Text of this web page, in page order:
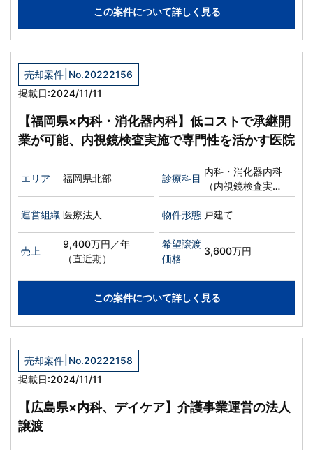
この案件について詳しく見る
売却案件 No.20222156
掲載日:2024/11/11
【福岡県×内科・消化器内科】低コストで承継開
業が可能、内視鏡検査実施で専門性を活かす医院
エリア 福岡県北部 診療科目
内科・消化器内科
（内視鏡検査実施
可能）
運営組織 医療法人 物件形態 戸建て
売上
9,400万円／年
（直近期）
希望譲渡
価格
3,600万円
この案件について詳しく見る
売却案件 No.20222158
掲載日:2024/11/11
【広島県×内科、デイケア】介護事業運営の法人
譲渡